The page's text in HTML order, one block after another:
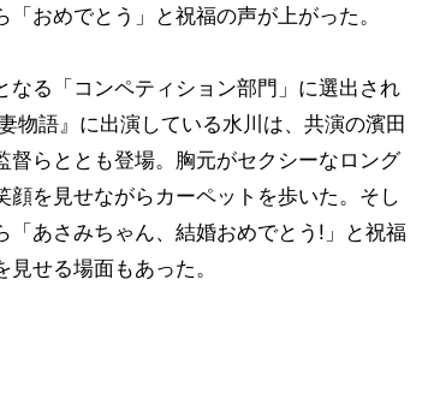
「おめでとう」と祝福の声が上がった。
なる「コンペティション部門」に選出され
物語』に出演している水川は、共演の濱田
督らととも登場。胸元がセクシーなロング
顔を見せながらカーペットを歩いた。そし
「あさみちゃん、結婚おめでとう!」と祝福
見せる場面もあった。